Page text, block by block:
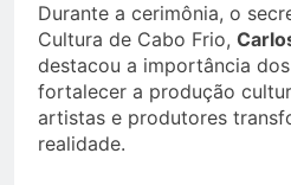
Durante a cerimônia, o
Cultura de Cabo Frio,
destacou a importância
fortalecer a produção
artistas e produtores
realidade.